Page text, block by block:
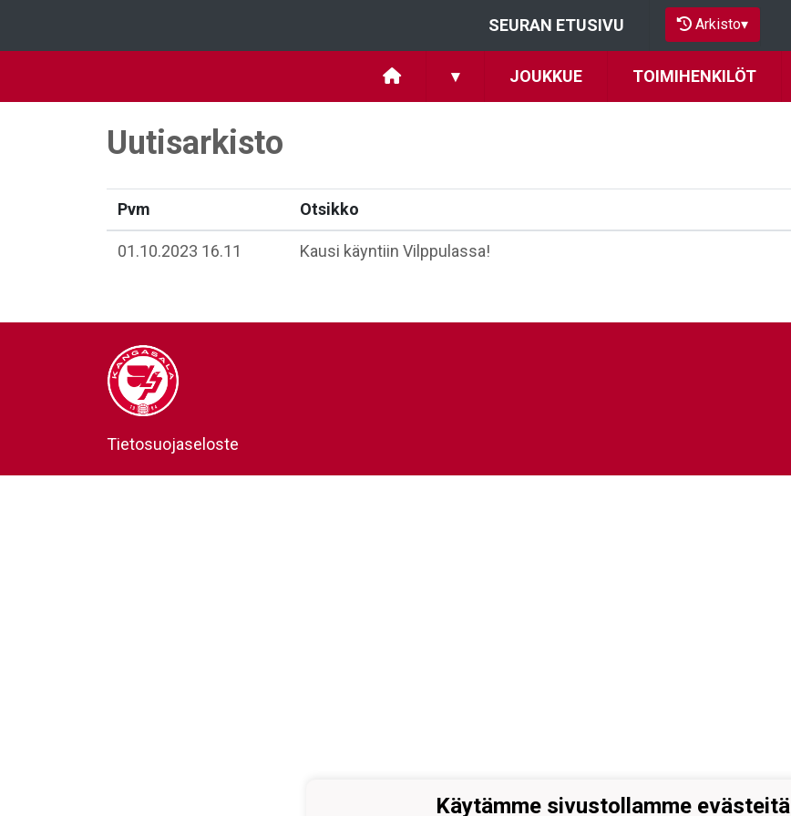
SEURAN ETUSIVU Arkisto▾
▾ JOUKKUE TOIMIHENKILÖT
Uutisarkisto
Pvm Otsikko
01.10.2023 16.11 Kausi käyntiin Vilppulassa!
Tietosuojaseloste
Käytämme sivustollamme evästeitä